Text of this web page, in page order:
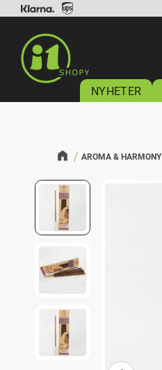
NYHETER
AROMA & HARMONY